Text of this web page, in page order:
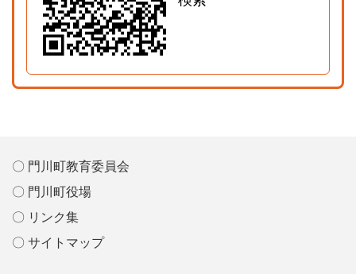
〇 門川町教育委員会
〇 門川町役場
〇 リンク集
〇 サイトマップ